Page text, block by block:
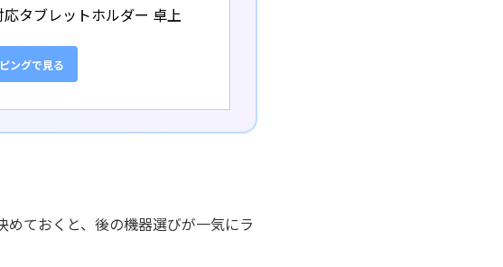
タブレットホルダー 卓上
ングで見る
ておくと、後の機器選びが一気にラ